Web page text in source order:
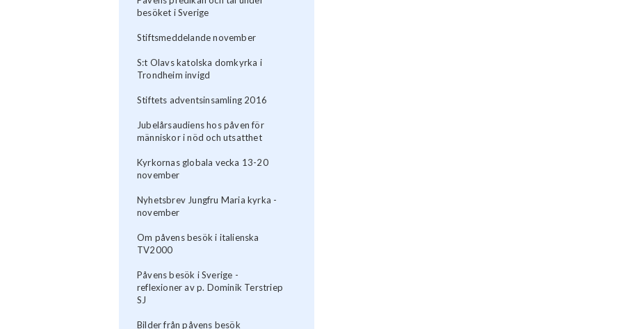
besöket i Sverige
Stiftsmeddelande november
S:t Olavs katolska domkyrka i
Trondheim invigd
Stiftets adventsinsamling 2016
Jubelårsaudiens hos påven för
människor i nöd och utsatthet
Kyrkornas globala vecka 13-20
november
Nyhetsbrev Jungfru Maria kyrka -
november
Om påvens besök i italienska
TV2000
Påvens besök i Sverige -
reflexioner av p. Dominik Terstriep
SJ
Bilder från påvens besök